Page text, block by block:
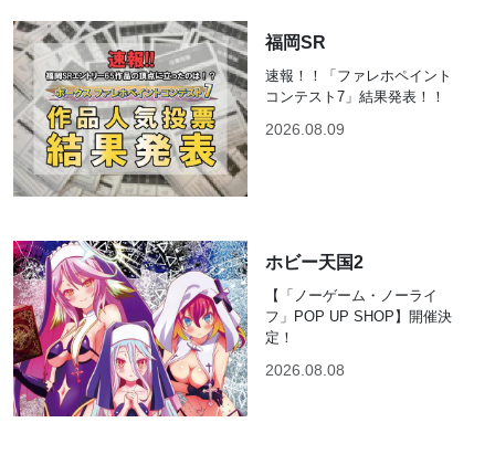
福岡SR
速報！！「ファレホペイント
コンテスト7」結果発表！！
2026.08.09
ホビー天国2
【「ノーゲーム・ノーライ
フ」POP UP SHOP】開催決
定！
2026.08.08